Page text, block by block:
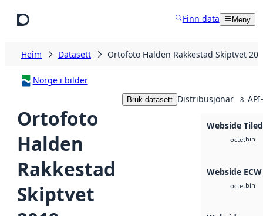
Finn data Meny
Heim Datasett Ortofoto Halden Rakkestad Skiptvet
Norge i bilder
Ortofoto
Halden
Rakkestad
Skiptvet
Bruk datasett Distribusjonar 8
Webside
octetbin
Webside ECW
octetbin